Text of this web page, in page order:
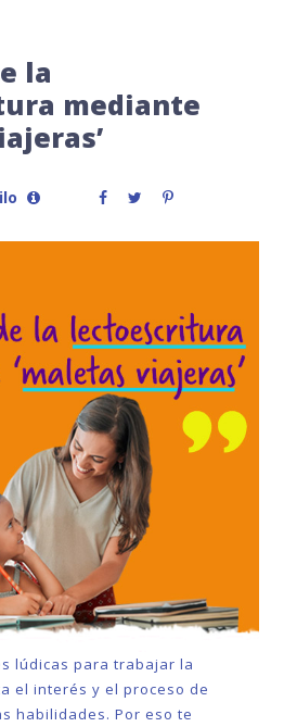
la
mediante
lúdicas para trabajar la
el interés y el proceso de
habilidades. Por eso te